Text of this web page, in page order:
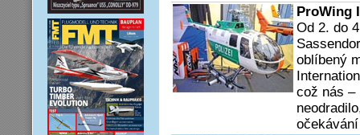
ProWing
Od 2. do
oblíbený
což nás –